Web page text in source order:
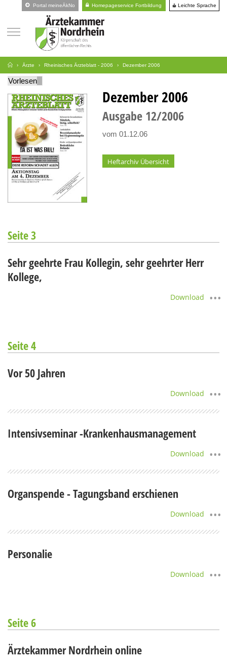
Portal meineÄkNo Homepageservice Fortbildung Leichte Sprache
Ärzte Rheinisches Ärzteblatt - 2006 Dezember 2006
Vorlesen
Dezember 2006
Ausgabe 12 2006
vom 01.12.06
Heftarchiv Übersicht
Seite 3
Sehr geehrte Frau Kollegin, sehr geehrter Herr
Kollege,
Download
Seite 4
Vor 50 Jahren
Download
Intensivseminar -Krankenhausmanagement
Download
Organspende - Tagungsband erschienen
Download
Personalie
Download
Seite 6
Ärztekammer Nordrhein online